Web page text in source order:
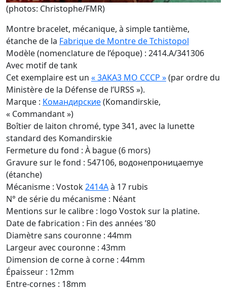
(photos: Christophe/FMR)
Montre bracelet, mécanique, à simple tantième,
étanche de la Fabrique de Montre de Tchistopol
Modèle (nomenclature de l’époque) : 2414.A/341306
Avec motif de tank
Cet exemplaire est un « 3AKA3 MO CCCP »(par ordre du
Ministère de la Défense de l’URSS »).
Marque : Kомандирские(Komandirskie,
« Commandant »)
Boîtier de laiton chromé, type 341, avec la lunette
standard des Komandirskie
Fermeture du fond : À bague (6 mors)
Gravure sur le fond : 547106, водонепроницаemye
(étanche)
Mécanisme : Vostok2414Aà 17 rubis
N° de série du mécanisme : Néant
Mentions sur le calibre : logo Vostok sur la platine.
Date de fabrication : Fin des années ’80
Diamètre sans couronne : 44mm
Largeur avec couronne : 43mm
Dimension de corne à corne : 44mm
Épaisseur : 12mm
Entre-cornes : 18mm